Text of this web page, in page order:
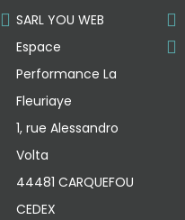
SARL YOU WEB
Espace
Performance La
Fleuriaye
1, rue Alessandro
Volta
44481 CARQUEFOU
CEDEX